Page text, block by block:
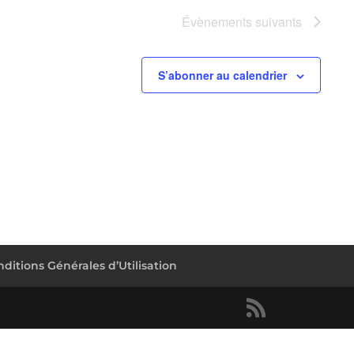
Évènements suivants
S’abonner au calendrier
Générales d’Utilisation